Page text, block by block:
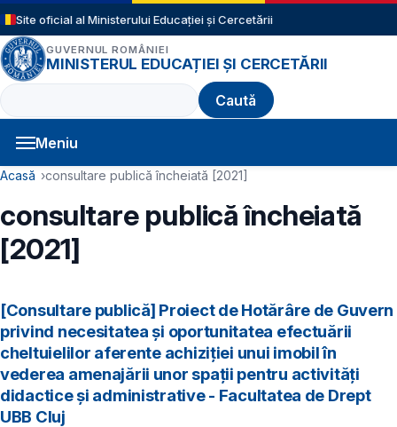
Sari la conținutul principal
Site oficial al Ministerului Educației și Cercetării
GUVERNUL ROMÂNIEI
MINISTERUL EDUCAȚIEI ȘI CERCETĂRII
Caută
Meniu
Navigație principală
Cale de navigare
Acasă consultare publică încheiată [2021]
consultare publică încheiată
[2021]
[Consultare publică] Proiect de Hotărâre de Guvern
privind necesitatea și oportunitatea efectuării
cheltuielilor aferente achiziției unui imobil în
vederea amenajării unor spații pentru activități
didactice și administrative - Facultatea de Drept
UBB Cluj